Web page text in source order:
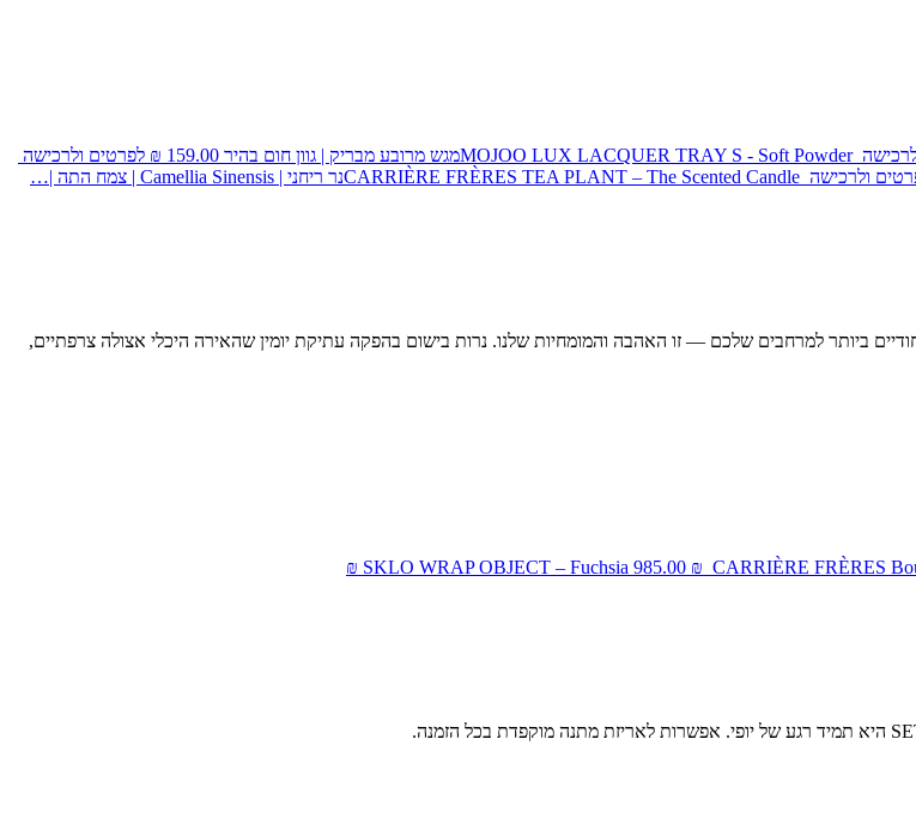
MOJOO LUX LACQUER TRAY S - Soft Powder מגש מרובע מבריק | גוון חום בהיר 159.00
₪ לפרטים ולרכישה
ולרכישה CARRIÈRE FRÈRES TEA PLANT – The Scented Candle
נר ריחני | Camellia Sinensis | צמח התה |…
ביותר למרחבים שלכם — זו האהבה והמומחיות שלנו. נרות בישום בהפקה עתיקת יומין שהאירה היכלי אצולה צרפתיים,
SKLO WRAP OBJECT – Fuchsia 985.00 ₪ CARRIÈRE FRÈRES
₪